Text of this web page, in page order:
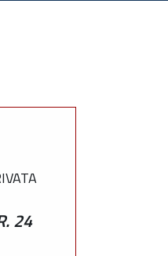
24